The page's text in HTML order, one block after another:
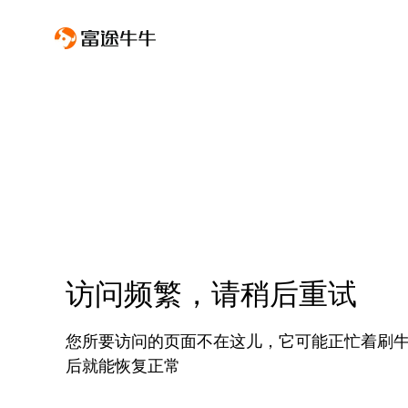
访问频繁，请稍后重试
您所要访问的页面不在这儿，它可能正忙着刷
后就能恢复正常